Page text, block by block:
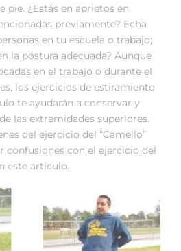
pie. ¿Estás en aprietos en
previamente? Echa
en tu escuela o trabajo;
la postura adecuada? Aunque
en el trabajo o durante el
los ejercicios de estiramiento
te ayudarán a conservar y
las extremidades superiores.
del ejercicio del “Camello”
confusiones con el ejercicio del
este artículo.